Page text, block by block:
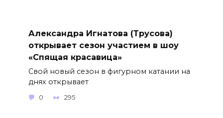
Александра Игнатова (Трусова)
открывает сезон участием в шоу
«Спящая красавица»
Свой новый сезон в фигурном катании на
днях открывает
0 295